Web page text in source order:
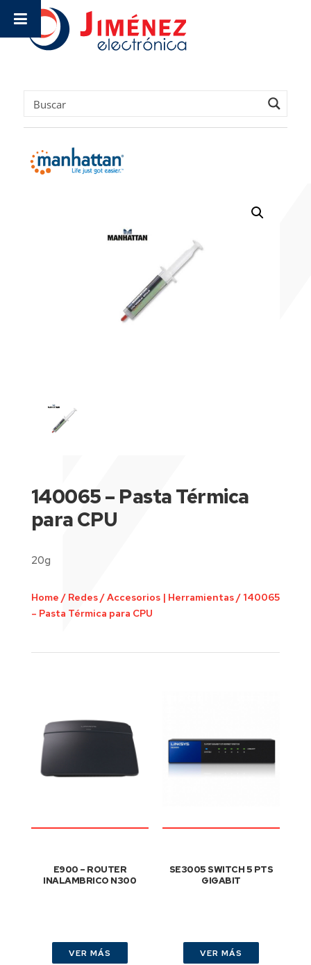
140065 – Pasta Térmica
para CPU
20g
Home / Redes/Accesorios | Herramientas/ 140065
– Pasta Térmica para CPU
E900 – ROUTER
INALAMBRICO N300
VER MÁS
SE3005 SWITCH 5 PTS
GIGABIT
VER MÁS